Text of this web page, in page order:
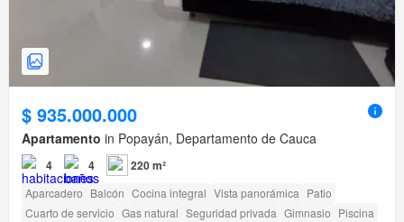
$ 935.000.000
Apartamento in Popayán, Departamento de Cauca
4 4 220 m²
Aparcadero Balcón Cocina integral Vista panorámica Patio
Cuarto de servicio Gas natural Seguridad privada Gimnasio Piscina